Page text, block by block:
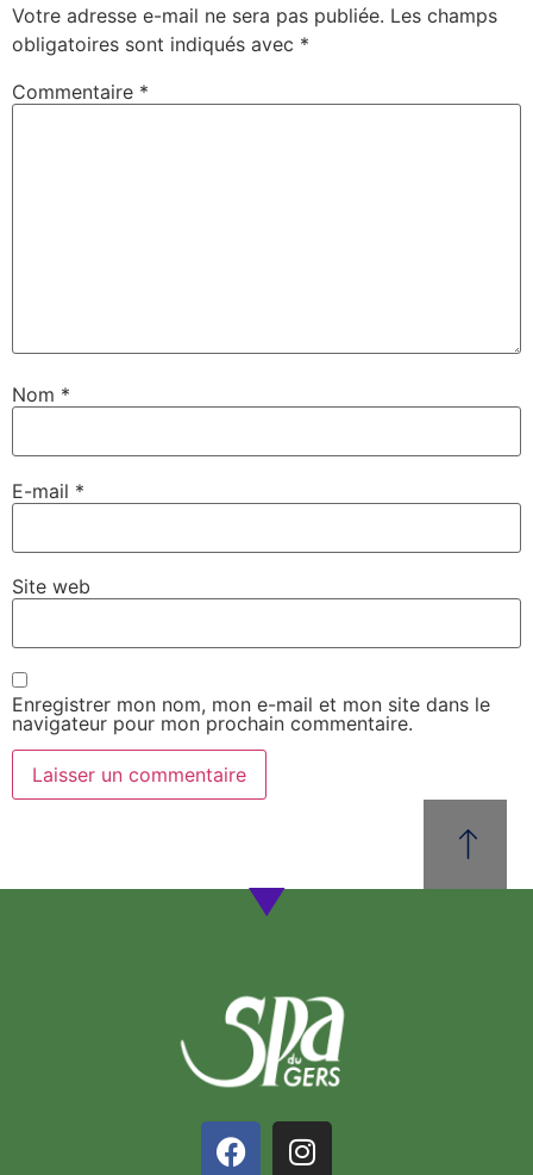
Votre adresse e-mail ne sera pas publiée. Les champs
obligatoires sont indiqués avec *
Commentaire *
Nom *
E-mail *
Site web
Enregistrer mon nom, mon e-mail et mon site dans le
navigateur pour mon prochain commentaire.